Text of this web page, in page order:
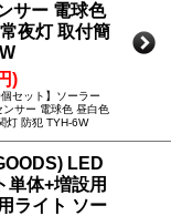
サー 電球色
夜灯 取付簡
)
セット】ソーラー
サー 電球色 昼白色
灯 防犯 TYH-6W
LED
単体+増設用
ライト ソー